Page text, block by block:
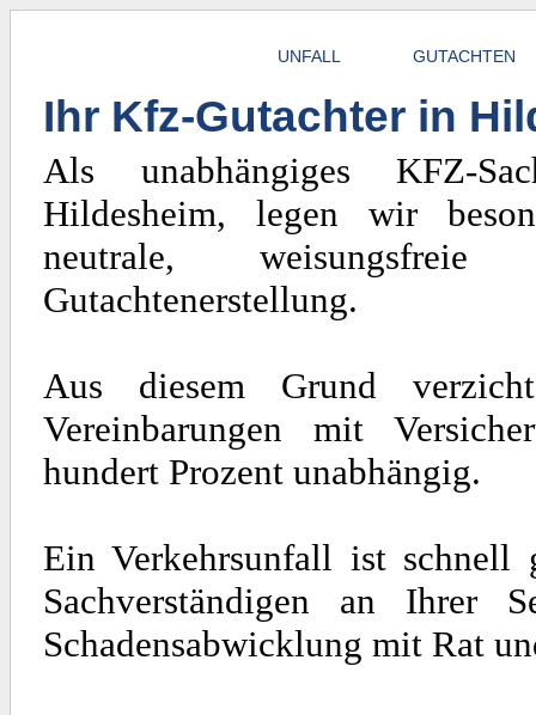
UNFALL GUTACHTEN
Ihr Kfz-Gutachter in
Als unabhängiges KFZ-
Hildesheim, legen wir
neutrale, weisungsfreie
Gutachtenerstellung.
Aus diesem Grund
Vereinbarungen mit
hundert Prozent unabhängig.
Ein Verkehrsunfall ist schnell
Sachverständigen an Ihrer
Schadensabwicklung mit Rat